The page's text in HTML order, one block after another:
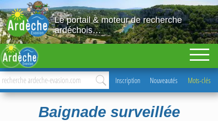
Le portail & moteur de recherche
ardéchois…
Inscription Nouveautés Mots-clés
Baignade surveillée